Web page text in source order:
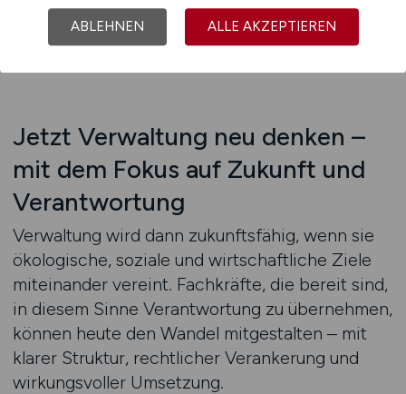
wollen.
Jetzt Verwaltung neu denken –
mit dem Fokus auf Zukunft und
Verantwortung
Verwaltung wird dann zukunftsfähig, wenn sie
ökologische, soziale und wirtschaftliche Ziele
miteinander vereint. Fachkräfte, die bereit sind,
in diesem Sinne Verantwortung zu übernehmen,
können heute den Wandel mitgestalten – mit
klarer Struktur, rechtlicher Verankerung und
wirkungsvoller Umsetzung.
ABLEHNEN ALLE AKZEPTIEREN